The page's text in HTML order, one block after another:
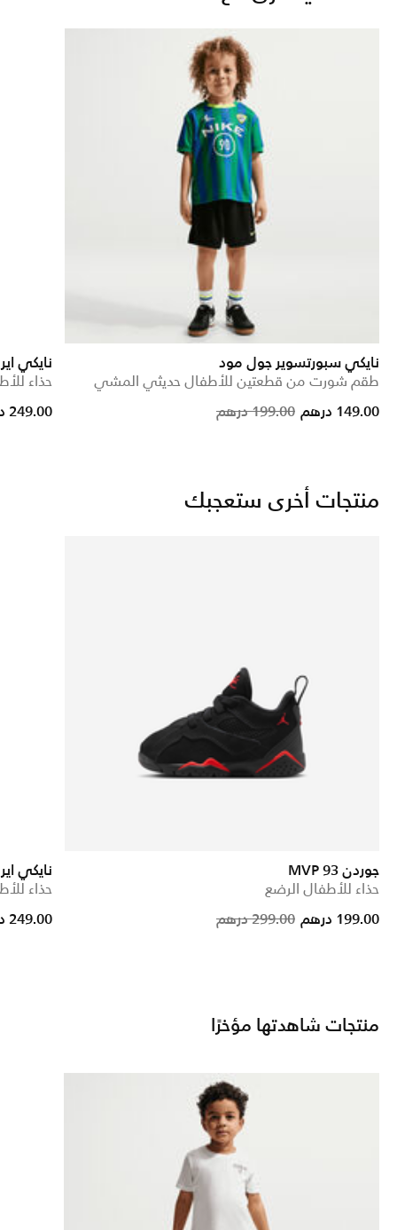
نايكي سبورتسوير جول مود
طقم شورت من قطعتين للأطفال حديثي المشي
Price reduced from
199.00 درهم to 149.00 درهم
نايكي
حذاء
reduced from
to
249.00 درهم
منتجات أخرى ستعجبك
جوردن MVP 93
حذاء للأطفال الرضع
Price
299.00 درهم to
199.00 درهم
نايكي
حذاء
reduced from
to
249.00 درهم
منتجات شاهدتها مؤخرًا